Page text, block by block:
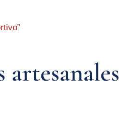
artesanales